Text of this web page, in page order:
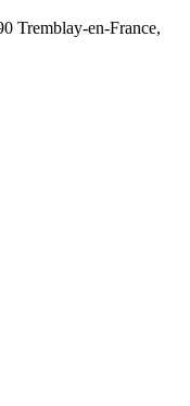
Tremblay-en-France,